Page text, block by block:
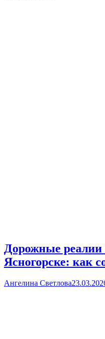
Дорожные реалии
Ясногорске: как
Ангелина Светлова